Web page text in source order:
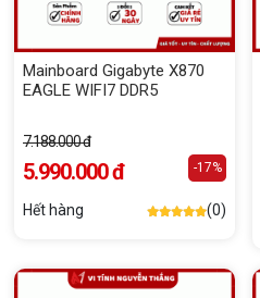
Mainboard Gigabyte X870
EAGLE WIFI7 DDR5
7.188.000 đ
5.990.000 đ -17%
Hết hàng (0)